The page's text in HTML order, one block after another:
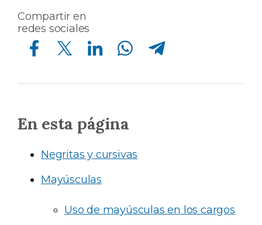
Compartir en
redes sociales
Compartir en Facebook Compartir en Twitter Compartir en Linkedin Compartir en Whatsapp Compartir en Telegram
En esta página
Negritas y cursivas
Mayúsculas
Uso de mayúsculas en los cargos